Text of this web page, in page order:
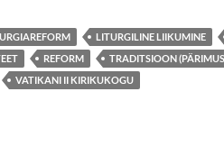
LITURGILINE LIIKUMINE
REFORM
TRADITSIOON
VATIKANI II KIRIKUKOGU